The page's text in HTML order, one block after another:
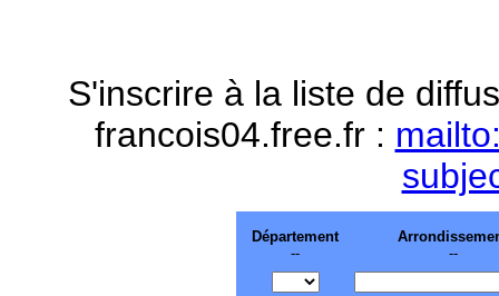
S'inscrire à la liste de
francois04.free.fr :
Département
--
--